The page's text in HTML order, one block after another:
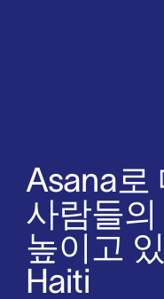
Asana로
사람들
높이고
Haiti